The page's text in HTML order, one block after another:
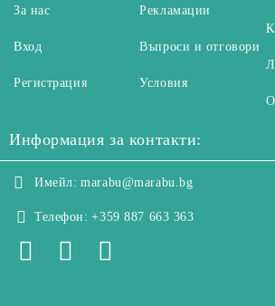
За нас
Вход
Регистрация
Рекламации
Въпроси и отговори
Условия
Информация за контакти:
Имейл: marabu@marabu.bg
Телефон: +359 887 663 363